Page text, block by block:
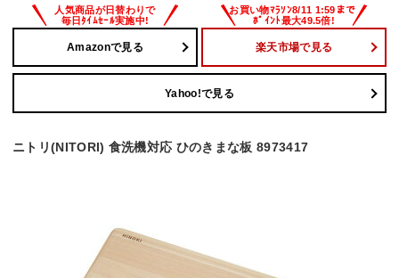
Amazonで見る 楽天市場で見る
Yahoo!で見る
ニトリ(NITORI) 食洗機対応 ひのきまな板 8973417